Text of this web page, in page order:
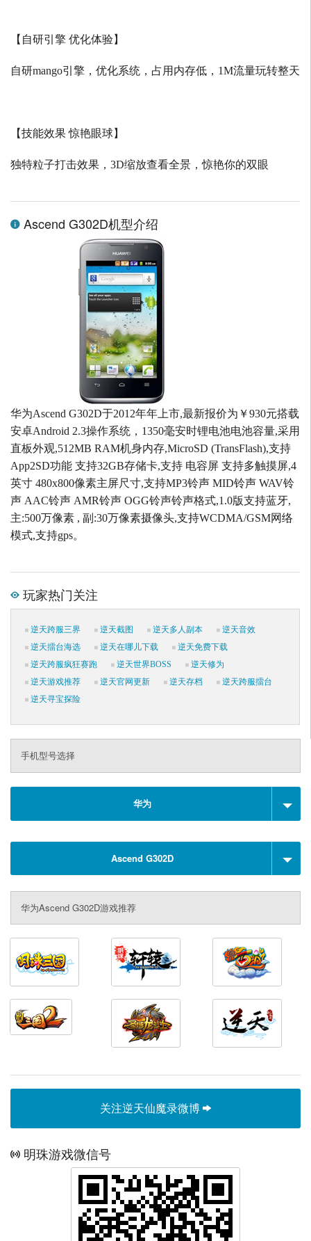
【自研引擎 优化体验】
自研mango引擎，优化系统，占用内存低， 1M流量玩转整天
【技能效果 惊艳眼球】
独特粒子打击效果， 3D缩放查看全景，惊艳你的双眼
Ascend G302D机型介绍
华为Ascend G302D于2012年年上市,最新报价为￥930元搭载
安卓Android 2.3操作系统，1350毫安时锂电池电池容量,采用
直板外观,512MB RAM机身内存,MicroSD (TransFlash),支持
App2SD功能 支持32GB存储卡,支持 电容屏 支持多触摸屏,4
英寸 480x800像素主屏尺寸,支持MP3铃声 MID铃声 WAV铃
声 AAC铃声 AMR铃声 OGG铃声铃声格式,1.0版支持蓝牙,
主:500万像素 , 副:30万像素摄像头,支持WCDMA/GSM网络
模式,支持gps。
玩家热门关注
逆天跨服三界 逆天截图 逆天多人副本
逆天音效
逆天擂台海选
逆天在哪儿下载
逆天免费下载
逆天跨服疯狂赛跑
逆天世界BOSS
逆天修为
逆天游戏推荐
逆天官网更新 逆天存档
逆天跨服擂台
逆天寻宝探险
手机型号选择
华为
Ascend G302D
华为Ascend G302D游戏推荐
关注逆天仙魔录微博
明珠游戏微信号